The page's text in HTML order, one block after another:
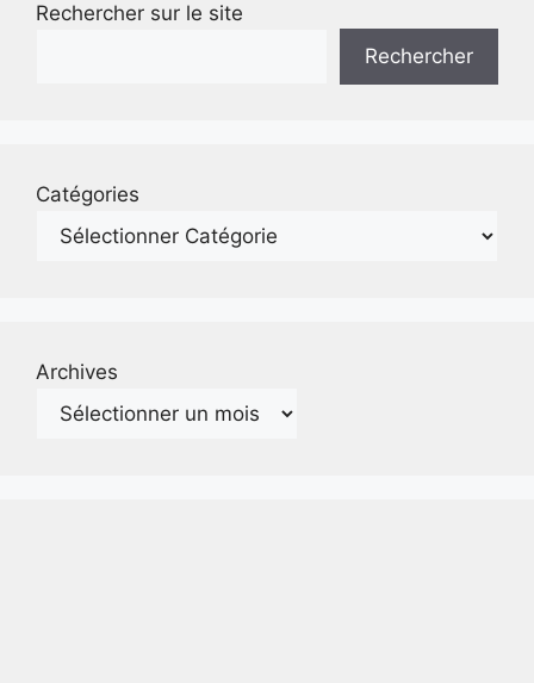
Rechercher sur le site
Rechercher
Catégories
Archives